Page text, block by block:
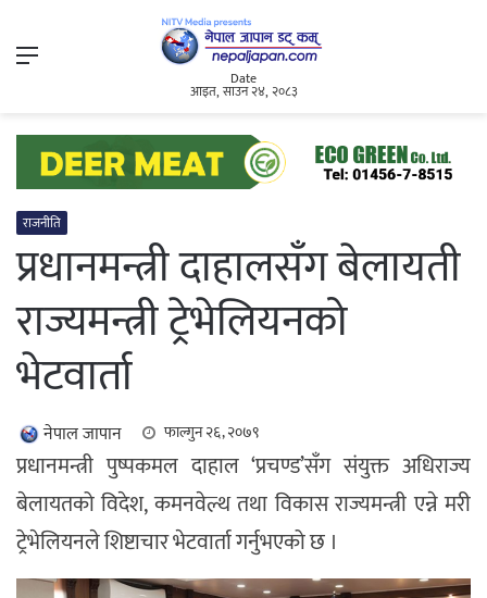
Menu
Date
आइत, साउन २४, २०८३
राजनीति
प्रधानमन्त्री दाहालसँग बेलायती
राज्यमन्त्री ट्रेभेलियनको
भेटवार्ता
नेपाल जापान फाल्गुन २६, २०७९
प्रधानमन्त्री पुष्पकमल दाहाल ‘प्रचण्ड’सँग संयुक्त अधिराज्य
बेलायतको विदेश, कमनवेल्थ तथा विकास राज्यमन्त्री एन्ने मरी
ट्रेभेलियनले शिष्टाचार भेटवार्ता गर्नुभएको छ ।